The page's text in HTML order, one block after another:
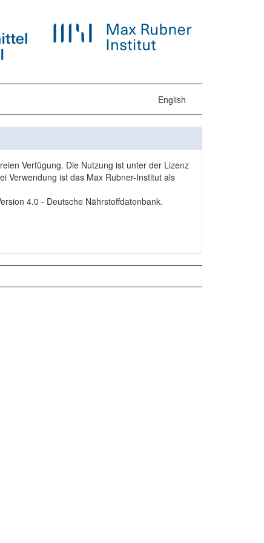
English
Verfügung. Die Nutzung ist unter der Lizenz
Verwendung ist das Max Rubner-Institut als
4.0 - Deutsche Nährstoffdatenbank.